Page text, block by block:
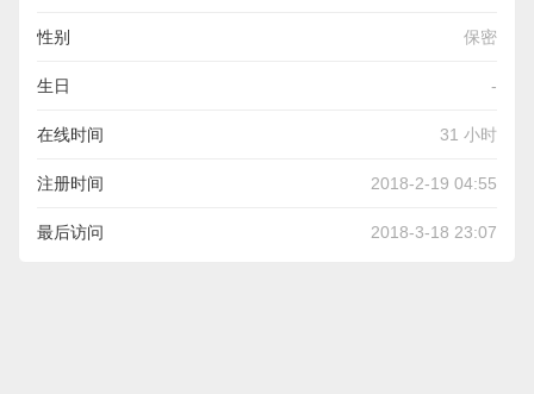
性别 保密
生日 -
在线时间 31 小时
注册时间 2018-2-19 04:55
最后访问 2018-3-18 23:07